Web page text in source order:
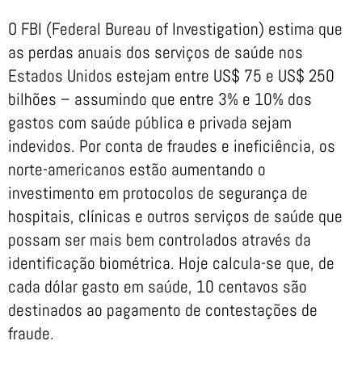
O FBI (Federal Bureau of Investigation) estima que
as perdas anuais dos serviços de saúde nos
Estados Unidos estejam entre US$ 75 e US$ 250
bilhões – assumindo que entre 3% e 10% dos
gastos com saúde pública e privada sejam
indevidos. Por conta de fraudes e ineficiência, os
norte-americanos estão aumentando o
investimento em protocolos de segurança de
hospitais, clínicas e outros serviços de saúde que
possam ser mais bem controlados através da
identificação biométrica. Hoje calcula-se que, de
cada dólar gasto em saúde, 10 centavos são
destinados ao pagamento de contestações de
fraude.